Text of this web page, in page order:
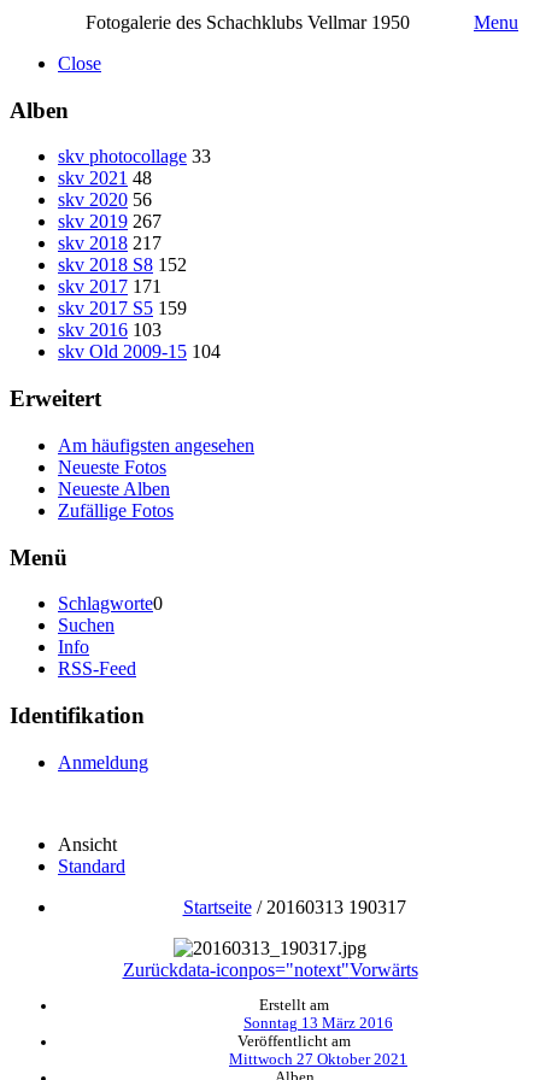
Fotogalerie des Schachklubs Vellmar 1950
Menu
Close
Alben
skv photocollage 33
skv 2021 48
skv 2020 56
skv 2019 267
skv 2018 217
skv 2018 S8 152
skv 2017 171
skv 2017 S5 159
skv 2016 103
skv Old 2009-15 104
Erweitert
Am häufigsten angesehen
Neueste Fotos
Neueste Alben
Zufällige Fotos
Menü
Schlagworte0
Suchen
Info
RSS-Feed
Identifikation
Anmeldung
Ansicht
Standard
Startseite/ 20160313 190317
Zurückdata-iconpos="notext"Vorwärts
Erstellt am
Sonntag 13 März 2016
Veröffentlicht am
Mittwoch 27 Oktober 2021